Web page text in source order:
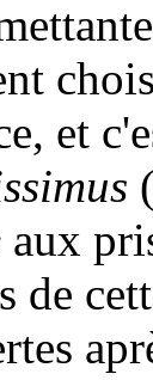
et
aux
de